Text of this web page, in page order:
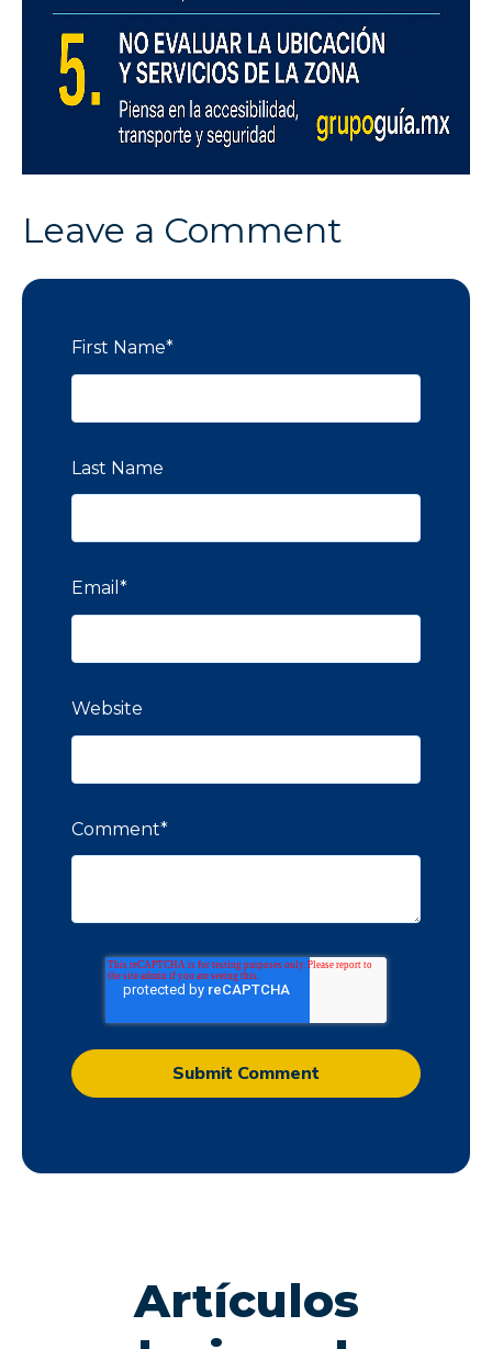
Leave a Comment
First Name*
Last Name
Email *
Website
Comment*
Artículos